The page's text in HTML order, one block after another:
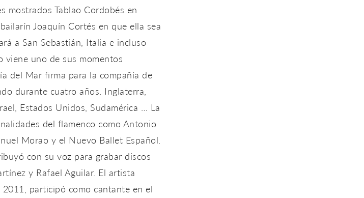
mostrados Tablao Cordobés en
Joaquín Cortés en que ella sea
a San Sebastián, Italia e incluso
viene uno de sus momentos
del Mar firma para la compañía de
durante cuatro años. Inglaterra,
Estados Unidos, Sudamérica … La
del flamenco como Antonio
Morao y el Nuevo Ballet Español.
con su voz para grabar discos
y Rafael Aguilar. El artista
participó como cantante en el